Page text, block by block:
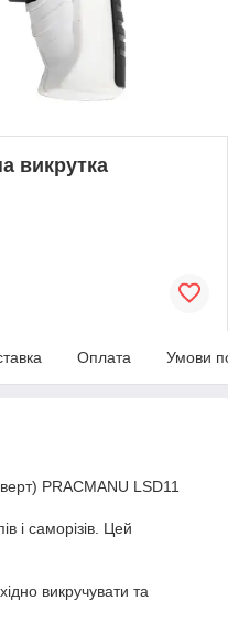
викрутка
Оплата Умови
PRACMANU LSD11
і саморізів. Цей
викручувати та